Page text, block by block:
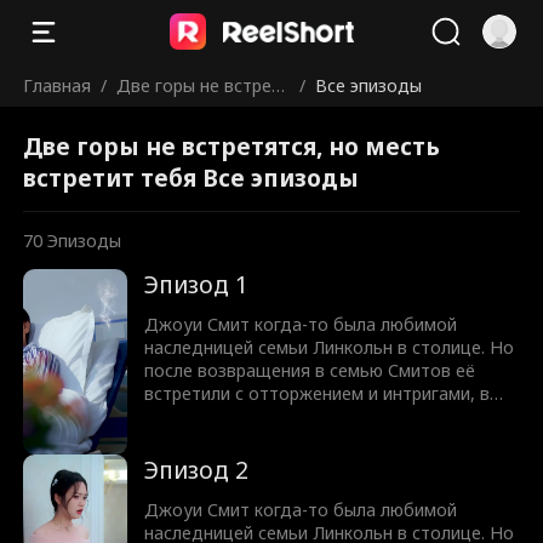
Главная / Две горы не встрет
етит тебя
/ Все эпизоды
Две горы не встретятся, но месть
встретит тебя Все эпизоды
70 Эпизоды
Эпизод 1
Джоуи Смит когда-то была любимой
наследницей семьи Линкольн в столице. Но
после возвращения в семью Смитов её
встретили с отторжением и интригами, в
вернулась в могущественную семью
Линкольн с гордостью и авторитетом.
Когда правда раскрылась, Лео Смит, её
брат, и остальные начали испытывать
Эпизод 2
Джоуи Смит когда-то была любимой
наследницей семьи Линкольн в столице. Но